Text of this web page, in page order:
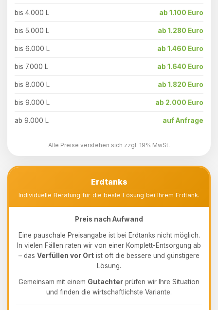
bis 4.000 L ab 1.100 Euro
bis 5.000 L ab 1.280 Euro
bis 6.000 L ab 1.460 Euro
bis 7.000 L ab 1.640 Euro
bis 8.000 L ab 1.820 Euro
bis 9.000 L ab 2.000 Euro
ab 9.000 L auf Anfrage
Alle Preise verstehen sich zzgl. 19% MwSt.
Erdtanks
Individuelle Beratung für die beste Lösung bei Ihrem Erdtank.
Preis nach Aufwand
Eine pauschale Preisangabe ist bei Erdtanks nicht möglich.
In vielen Fällen raten wir von einer Komplett-Entsorgung ab
– das Verfüllen vor Ort ist oft die bessere und günstigere
Lösung.
Gemeinsam mit einem Gutachter prüfen wir Ihre Situation
und finden die wirtschaftlichste Variante.